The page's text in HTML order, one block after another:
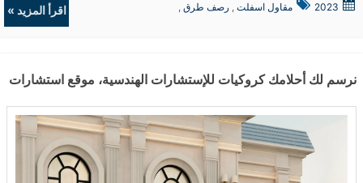
وبيان احمال وغيرهم ونقوم بمساعتك للوصول الي افضل المكاتب التى تقدم
التصاميم الهندسية المعمارية والانشائية واعمال المساحة والكروكيات.
والالكتروميكانيكا. وايضاً انشاء المخططات وتصميم الفلل والعمائر وتصاميم
2023 مقاول اسفلت , رصف طرق ,
اقرأ المزيد »
نرسم لك أحلامك كروكيات للإستشارات الهندسية، موقع استشارات